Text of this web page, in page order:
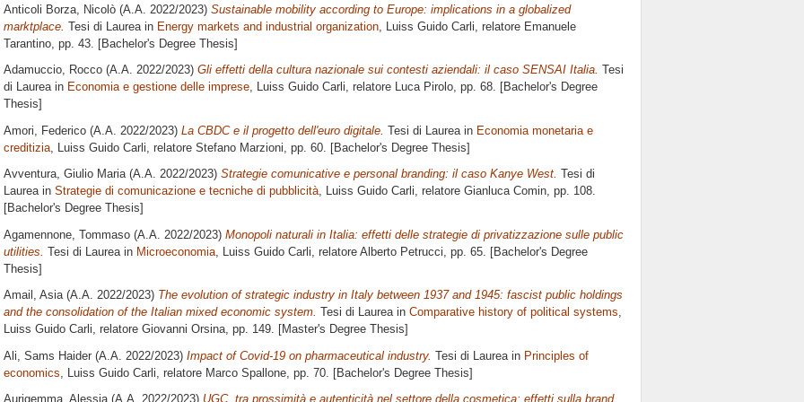
Anticoli Borza, Nicolò (A.A. 2022/2023) Sustainable mobility according to Europe: implications in a globalized
marktplace. Tesi di Laurea in Energy markets and industrial organization , Luiss Guido Carli, relatore Emanuele
Tarantino , pp. 43. [Bachelor's Degree Thesis]
Adamuccio, Rocco (A.A. 2022/2023) Gli effetti della cultura nazionale sui contesti aziendali: il caso SENSAI Italia. Tesi
di Laurea in Economia e gestione delle imprese, Luiss Guido Carli, relatore Luca Pirolo, pp. 68. [Bachelor's Degree
Thesis]
Amori, Federico (A.A. 2022/2023) La CBDC e il progetto dell'euro digitale. Tesi di Laurea in Economia monetaria e
creditizia , Luiss Guido Carli, relatore Stefano Marzioni , pp. 60. [Bachelor's Degree Thesis]
Avventura, Giulio Maria(A.A. 2022/2023) Strategie comunicative e personal branding: il caso Kanye West. Tesi di
Laurea in Strategie di comunicazione e tecniche di pubblicità, Luiss Guido Carli, relatore Gianluca Comin, pp. 108.
[Bachelor's Degree Thesis]
Agamennone, Tommaso (A.A. 2022/2023) Monopoli naturali in Italia: effetti delle strategie di privatizzazione sulle public
utilities. Tesi di Laurea in Microeconomia , Luiss Guido Carli, relatore Alberto Petrucci , pp. 65. [Bachelor's Degree
Thesis]
Amail, Asia(A.A. 2022/2023) The evolution of strategic industry in Italy between 1937 and 1945: fascist public holdings
and the consolidation of the Italian mixed economic system. Tesi di Laurea in Comparative history of political systems,
Luiss Guido Carli, relatore Giovanni Orsina, pp. 149. [Master's Degree Thesis]
Ali, Sams Haider (A.A. 2022/2023) Impact of Covid-19 on pharmaceutical industry. Tesi di Laurea in Principles of
economics , Luiss Guido Carli, relatore Marco Spallone , pp. 70. [Bachelor's Degree Thesis]
Aurigemma, Alessia (A.A. 2022/2023) UGC, tra prossimità e autenticità nel settore della cosmetica: effetti sulla brand